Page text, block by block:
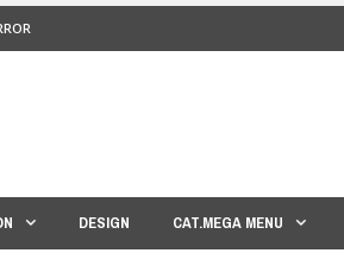
DESIGN CAT.MEGA MENU